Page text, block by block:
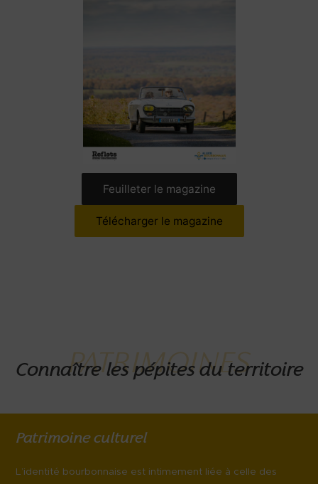
Feuilleter le magazine
Télécharger le magazine
PATRIMOINES
Connaître les pépites du territoire
Patrimoine culturel
L’identité bourbonnaise est intimement liée à celle des